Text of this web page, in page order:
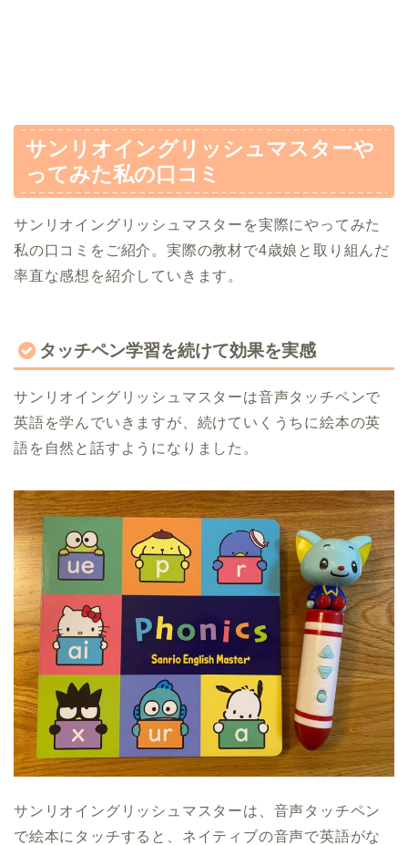
サンリオイングリッシュマスターや
ってみた私の口コミ
サンリオイングリッシュマスターを実際にやってみた
私の口コミをご紹介。実際の教材で4歳娘と取り組んだ
率直な感想を紹介していきます。
タッチペン学習を続けて効果を実感
サンリオイングリッシュマスターは音声タッチペンで
英語を学んでいきますが、続けていくうちに絵本の英
語を自然と話すようになりました。
サンリオイングリッシュマスターは、音声タッチペン
で絵本にタッチすると、ネイティブの音声で英語がな